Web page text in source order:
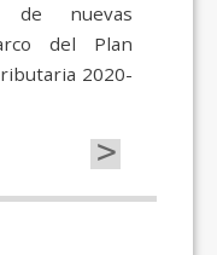
de nuevas
del Plan
2020-
>